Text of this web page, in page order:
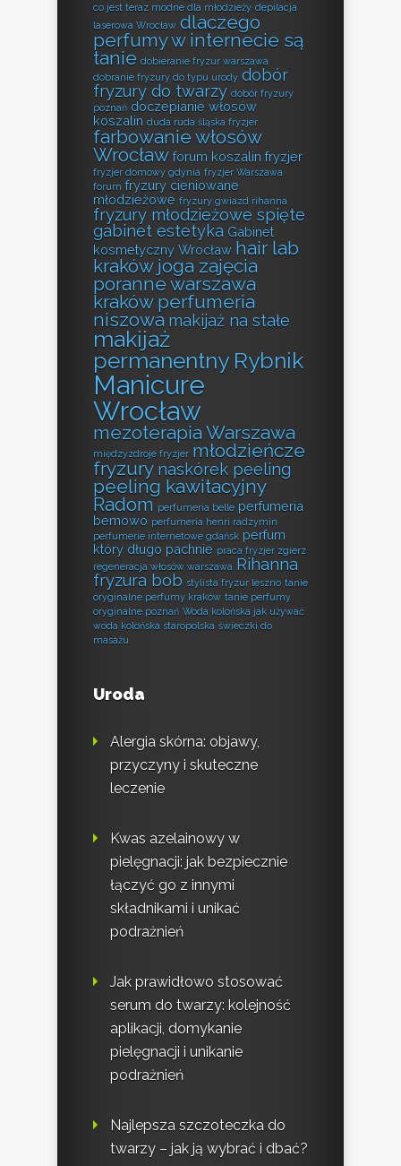
co jest teraz modne dla młodzieży depilacja
laserowa Wrocław dlaczego
perfumy w internecie są
tanie dobieranie fryzur warszawa
dobranie fryzury do typu urody dobór
fryzury do twarzy dobór fryzury
poznań doczepianie włosów
koszalin duda ruda śląska fryzjer
farbowanie włosów
Wrocław forum koszalin fryzjer
fryzjer domowy gdynia fryzjer Warszawa
forum fryzury cieniowane
młodzieżowe fryzury gwiazd rihanna
fryzury młodzieżowe spięte
gabinet estetyka Gabinet
kosmetyczny Wrocław hair lab
kraków joga zajęcia
poranne warszawa
kraków perfumeria
niszowa makijaż na stałe
makijaż
permanentny Rybnik
Manicure
Wrocław
mezoterapia Warszawa
międzyzdroje fryzjer młodzieńcze
fryzury naskórek peeling
peeling kawitacyjny
Radom perfumeria belle perfumeria
bemowo perfumeria henri radzymin
perfumerie internetowe gdańsk perfum
który długo pachnie praca fryzjer zgierz
regeneracja włosów warszawa Rihanna
fryzura bob stylista fryzur leszno tanie
oryginalne perfumy kraków tanie perfumy
oryginalne poznań Woda kolońska jak używać
woda kolońska staropolska świeczki do
masażu
Uroda
Alergia skórna: objawy,
przyczyny i skuteczne
leczenie
Kwas azelainowy w
pielęgnacji: jak bezpiecznie
łączyć go z innymi
składnikami i unikać
podrażnień
Jak prawidłowo stosować
serum do twarzy: kolejność
aplikacji, domykanie
pielęgnacji i unikanie
podrażnień
Najlepsza szczoteczka do
twarzy – jak ją wybrać i dbać?